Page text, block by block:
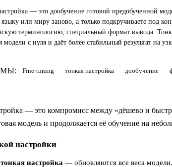
— это дообучение готовой предобученной
языку или миру заново, а только подкручиваете под
терминологию, специальный формат вывода.
модели с нуля и даёт более стабильный результат на
Fine-tuning тонкая настройка дообучение
— это компромисс между «дёшево и
модель и продолжается её обучение на
настройки
настройка — обновляются все веса